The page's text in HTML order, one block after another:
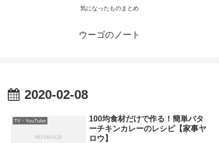
気になったものまとめ
ウーゴのノート
2020-02-08
TV・YouTube
100均食材だけで作る！簡単バタ
ーチキンカレーのレシピ【家事ヤ
ロウ】